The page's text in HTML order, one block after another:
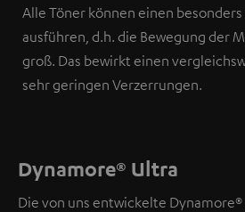
Alle Töner können einen
ausführen, d.h. die Bewegung der
groß. Das bewirkt einen
sehr geringen Verzerrungen.
Dynamore® Ultra
Die von uns entwickelte